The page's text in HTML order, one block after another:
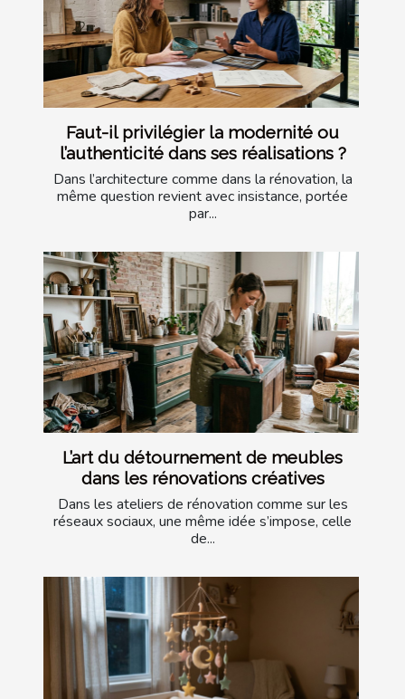
Faut-il privilégier la modernité ou
l’authenticité dans ses réalisations ?
Dans l’architecture comme dans la rénovation, la
même question revient avec insistance, portée
par...
L’art du détournement de meubles
dans les rénovations créatives
Dans les ateliers de rénovation comme sur les
réseaux sociaux, une même idée s’impose, celle
de...